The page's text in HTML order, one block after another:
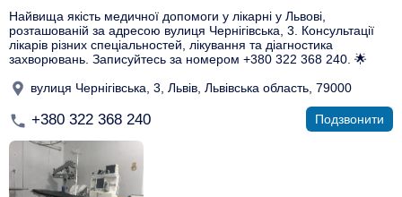
Найвища якість медичної допомоги у лікарні у Львові,
розташованій за адресою вулиця Чернігівська, 3. Консультації
лікарів різних спеціальностей, лікування та діагностика
захворювань. Записуйтесь за номером +380 322 368 240. 🌟
вулиця Чернігівська, 3, Львів, Львівська область, 79000
+380 322 368 240 Подзвонити